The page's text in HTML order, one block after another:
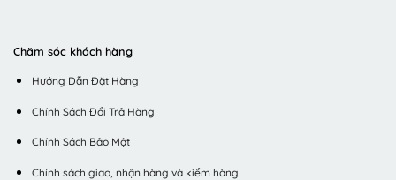
Chăm sóc khách hàng
Hướng Dẫn Đặt Hàng
Chính Sách Đổi Trả Hàng
Chính Sách Bảo Mật
Chính sách giao, nhận hàng và kiểm hàng